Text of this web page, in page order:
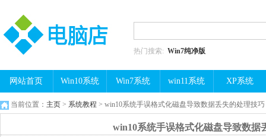
热门搜索: Win7纯净版
网站首页 Win10系统 Win7系统 win11系统 XP系统
当前位置： 主页 > 系统教程 > win10系统手误格式化磁盘导致数据丢失的处理技巧
win10系统手误格式化磁盘导致数据